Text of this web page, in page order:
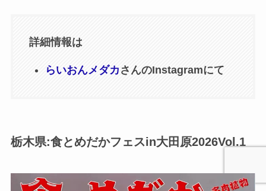
詳細情報は
らいおんメダカ さんのInstagramにて
栃木県:食とめだかフェスin大田原2026Vol.1